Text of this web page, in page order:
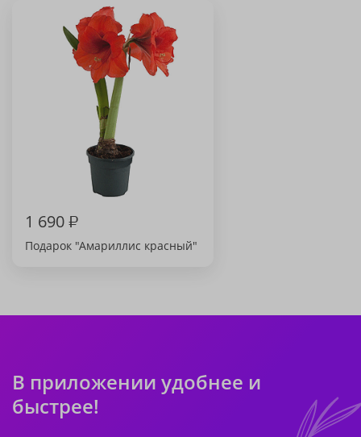
1 690₽
Подарок "Амариллис красный"
В приложении удобнее и
быстрее!